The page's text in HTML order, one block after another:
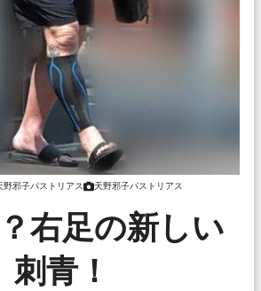
野邪子パストリアス 天野邪子パストリアス
右足の新しい
刺青！